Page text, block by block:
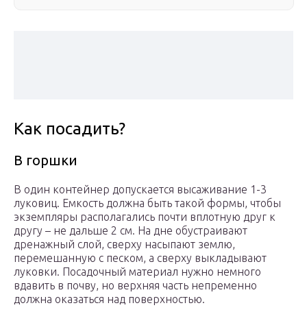
Как посадить?
В горшки
В один контейнер допускается высаживание 1-3
луковиц. Емкость должна быть такой формы, чтобы
экземпляры располагались почти вплотную друг к
другу – не дальше 2 см. На дне обустраивают
дренажный слой, сверху насыпают землю,
перемешанную с песком, а сверху выкладывают
луковки. Посадочный материал нужно немного
вдавить в почву, но верхняя часть непременно
должна оказаться над поверхностью.